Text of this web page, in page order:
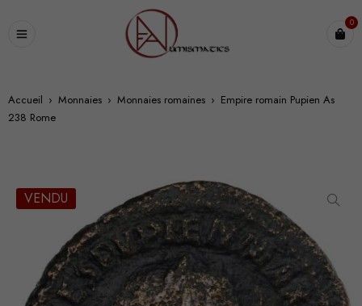
0
Accueil › Monnaies › Monnaies romaines › Empire romain Pupien As
238 Rome
VENDU